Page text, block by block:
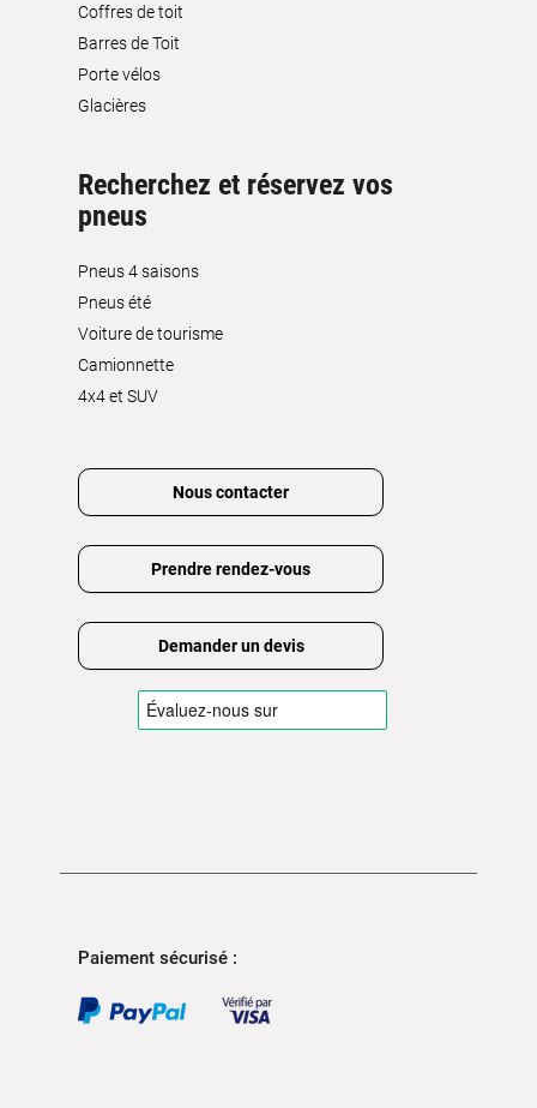
Coffres de toit
Barres de Toit
Porte vélos
Glacières
Recherchez et réservez vos
pneus
Pneus 4 saisons
Pneus été
Voiture de tourisme
Camionnette
4x4 et SUV
Nous contacter
Prendre rendez-vous
Demander un devis
Paiement sécurisé :